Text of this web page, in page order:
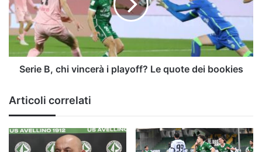
i
playoff?
Le
quote
dei
bookies
Serie B, chi vincerà i playoff? Le quote dei bookies
Articoli correlati